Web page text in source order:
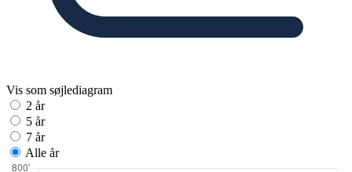
Vis som søjlediagram
2 år
5 år
7 år
Alle år